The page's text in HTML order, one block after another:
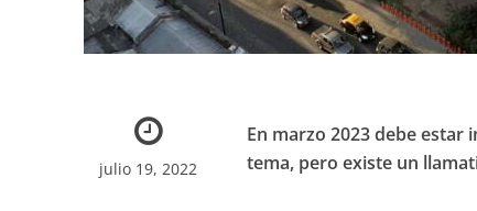
julio 19, 2022
En marzo 2023 debe
tema, pero existe un